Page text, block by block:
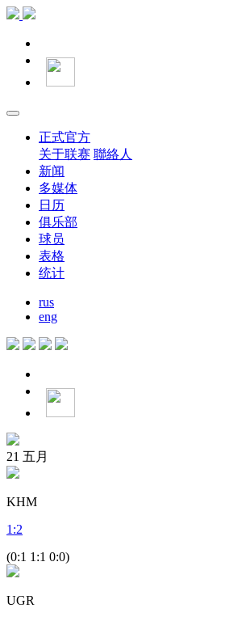
正式官方
关于联赛 聯絡人
新闻
多媒体
日历
俱乐部
球员
表格
统计
rus
eng
21 五月
KHM
1 :2
(0:1 1:1 0:0)
UGR